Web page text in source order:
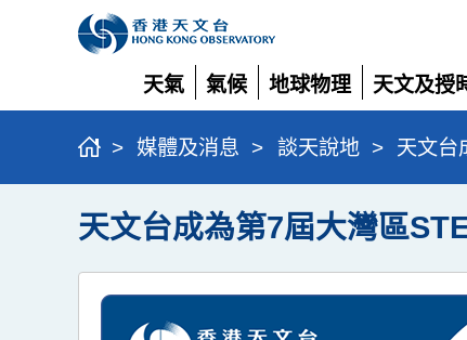
天氣
展
開
氣候
展
開
地球物理
展
開
天文及授
展
開
> 媒體及消息 > 談天說地 > 天文台
天文台成為第7屆大灣區